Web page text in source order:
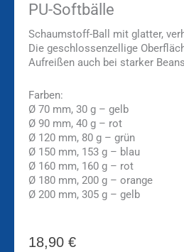
PU-Softbälle
Schaumstoff-Ball mit glatter,
Die geschlossenzellige
Aufreißen auch bei starker
Farben:
Ø 70 mm, 30 g – gelb
Ø 90 mm, 40 g – rot
Ø 120 mm, 80 g – grün
Ø 150 mm, 153 g – blau
Ø 160 mm, 160 g – rot
Ø 180 mm, 200 g – orange
Ø 200 mm, 305 g – gelb
18,90 €